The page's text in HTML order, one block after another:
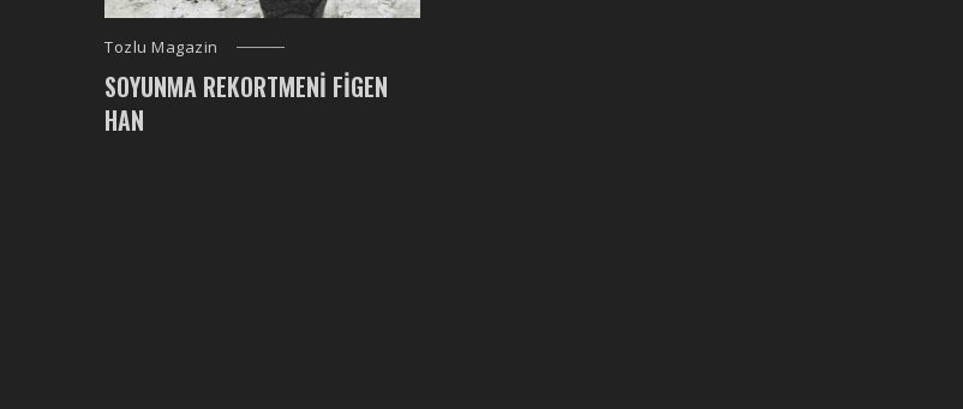
Tozlu Magazin
SOYUNMA REKORTMENI FIGEN
HAN